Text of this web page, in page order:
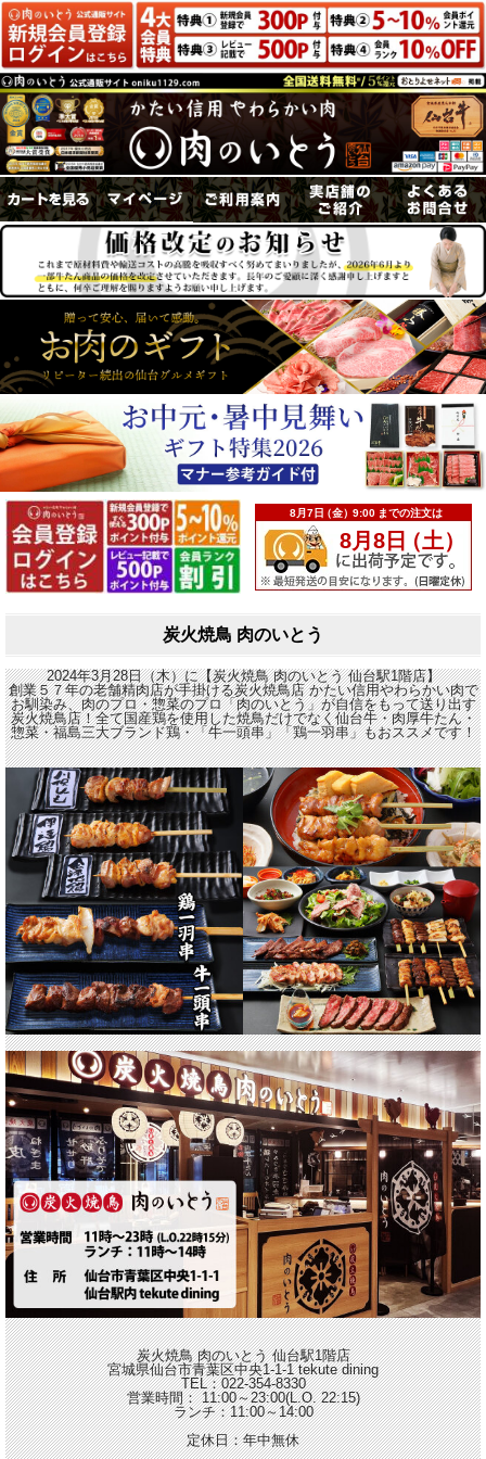
炭火焼鳥 肉のいとう
2024年3月28日（木）に【炭火焼鳥 肉のいとう 仙台駅1階店】
創業５７年の老舗精肉店が手掛ける炭火焼鳥店 かたい信用やわらかい肉で
お馴染み、肉のプロ・惣菜のプロ「肉のいとう」が自信をもって送り出す
炭火焼鳥店！全て国産鶏を使用した焼鳥だけでなく仙台牛・肉厚牛たん・
惣菜・福島三大ブランド鶏・「牛一頭串」「鶏一羽串」もおススメです！
炭火焼鳥 肉のいとう 仙台駅1階店
宮城県仙台市青葉区中央1-1-1 tekute dining
TEL：022-354-8330
営業時間： 11:00～23:00(L.O. 22:15)
ランチ：11:00～14:00
定休日：年中無休